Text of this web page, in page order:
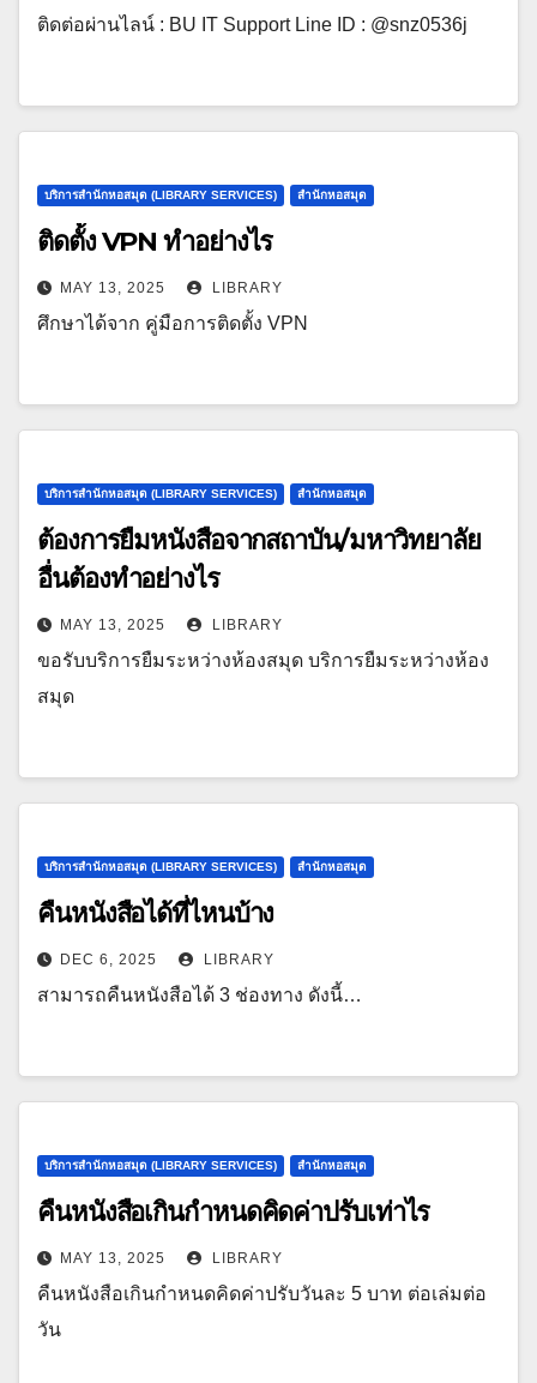
ติดต่อผ่านไลน์ : BU IT Support Line ID : @snz0536j
บริการสำนักหอสมุด (LIBRARY SERVICES) สำนักหอสมุด
ติดตั้ง VPN ทำอย่างไร
MAY 13, 2025 LIBRARY
ศึกษาได้จาก คู่มือการติดตั้ง VPN
บริการสำนักหอสมุด (LIBRARY SERVICES) สำนักหอสมุด
ต้องการยืมหนังสือจากสถาบัน/มหาวิทยาลัย
อื่นต้องทำอย่างไร
MAY 13, 2025 LIBRARY
ขอรับบริการยืมระหว่างห้องสมุด บริการยืมระหว่างห้อง
สมุด
บริการสำนักหอสมุด (LIBRARY SERVICES) สำนักหอสมุด
คืนหนังสือได้ที่ไหนบ้าง
DEC 6, 2025 LIBRARY
สามารถคืนหนังสือได้ 3 ช่องทาง ดังนี้…
บริการสำนักหอสมุด (LIBRARY SERVICES) สำนักหอสมุด
คืนหนังสือเกินกำหนดคิดค่าปรับเท่าไร
MAY 13, 2025 LIBRARY
คืนหนังสือเกินกำหนดคิดค่าปรับวันละ 5 บาท ต่อเล่มต่อ
วัน